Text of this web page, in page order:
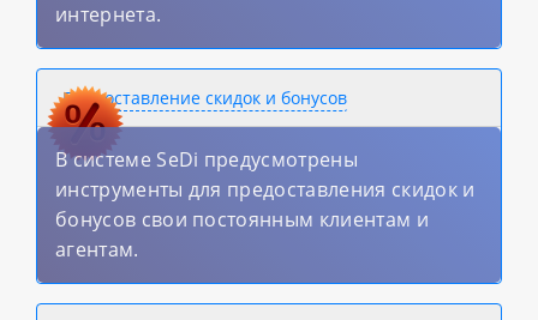
интернета.
Предоставление скидок и бонусов
В системе SeDi предусмотрены
инструменты для предоставления скидок и
бонусов свои постоянным клиентам и
агентам.